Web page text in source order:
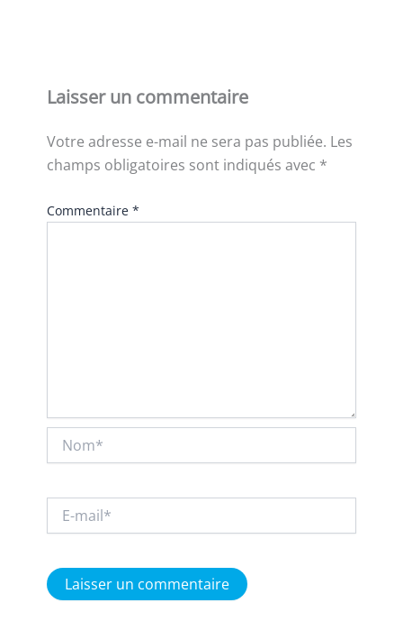
Laisser un commentaire
Votre adresse e-mail ne sera pas publiée. Les
champs obligatoires sont indiqués avec *
Commentaire *
mail*